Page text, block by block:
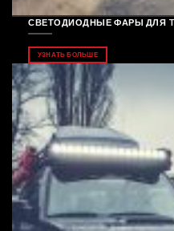
СВЕТОДИОДНЫЕ ФАРЫ ДЛЯ
УЗНАТЬ БОЛЬШЕ